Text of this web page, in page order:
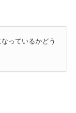
っているかどう